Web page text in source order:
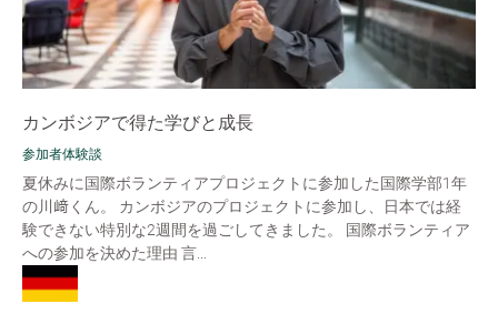
カンボジアで得た学びと成長
参加者体験談
夏休みに国際ボランティアプロジェクトに参加した国際学部1年
の川﨑くん。 カンボジアのプロジェクトに参加し、日本では経
験できない特別な2週間を過ごしてきました。 国際ボランティア
への参加を決めた理由 言...